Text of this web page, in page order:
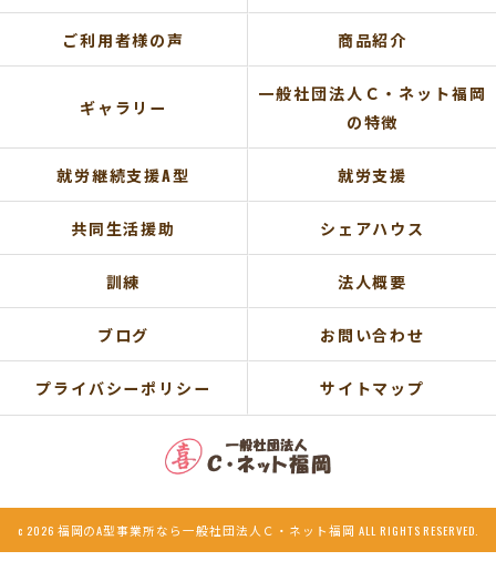
ご利用者様の声 商品紹介
ギャラリー
一般社団法人Ｃ・ネット福岡
の特徴
就労継続支援A型 就労支援
共同生活援助 シェアハウス
訓練 法人概要
ブログ お問い合わせ
プライバシーポリシー サイトマップ
c 2026 福岡のA型事業所なら一般社団法人Ｃ・ネット福岡 ALL RIGHTS RESERVED.